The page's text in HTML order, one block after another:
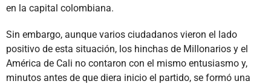
en la capital colombiana.
Sin embargo, aunque varios ciudadanos vieron el lado
positivo de esta situación, los hinchas de Millonarios y el
América de Cali no contaron con el mismo entusiasmo y,
minutos antes de que diera inicio el partido, se formó una